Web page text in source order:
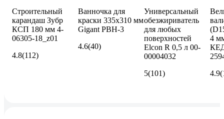
Строительный
карандаш Зубр
КСП 180 мм 4-
06305-18_z01
4.8(112)
Ванночка для
краски 335х310 мм
Gigant PBH-3
4.6(40)
Универсальный
обезжириватель
для любых
поверхностей
Elcon R 0,5 л 00-
00004032
5(101)
4
4.9